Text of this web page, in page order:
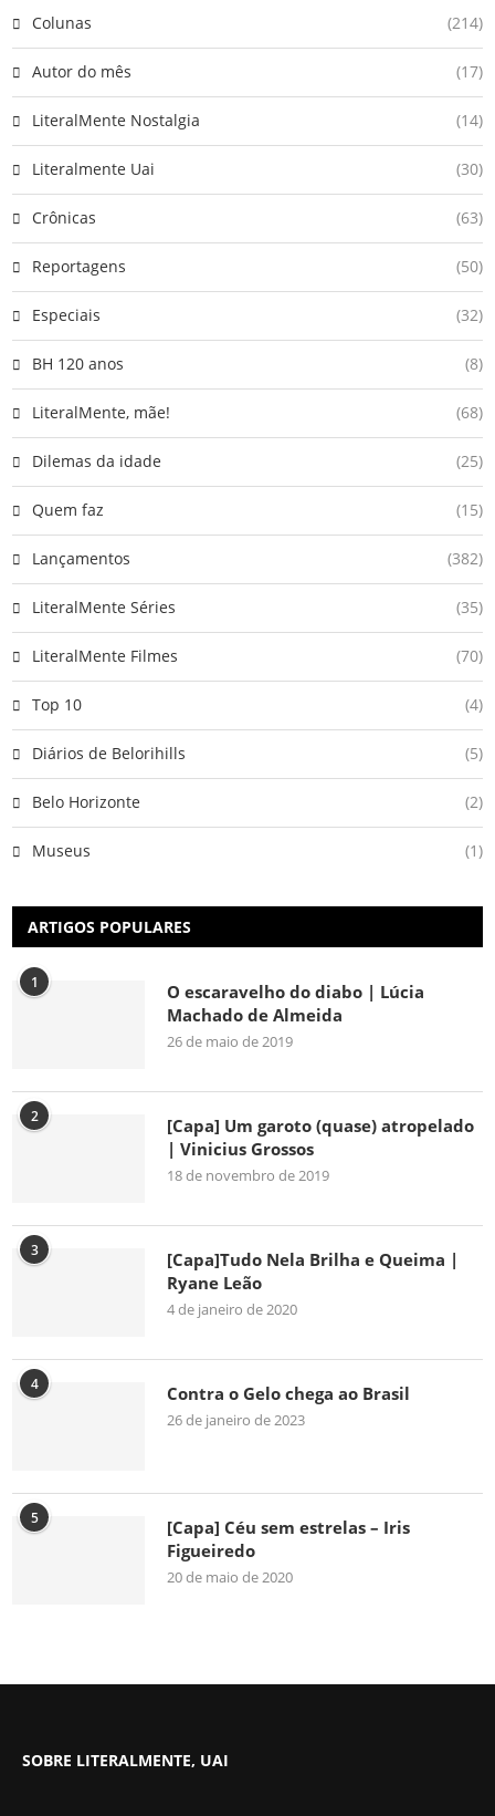
Colunas (214)
Autor do mês (17)
LiteralMente Nostalgia (14)
Literalmente Uai (30)
Crônicas (63)
Reportagens (50)
Especiais (32)
BH 120 anos (8)
LiteralMente, mãe! (68)
Dilemas da idade (25)
Quem faz (15)
Lançamentos (382)
LiteralMente Séries (35)
LiteralMente Filmes (70)
Top 10 (4)
Diários de Belorihills (5)
Belo Horizonte (2)
Museus (1)
ARTIGOS POPULARES
1
O escaravelho do diabo | Lúcia
Machado de Almeida
26 de maio de 2019
2
[Capa] Um garoto (quase) atropelado
| Vinicius Grossos
18 de novembro de 2019
3
[Capa]Tudo Nela Brilha e Queima |
Ryane Leão
4 de janeiro de 2020
4 Contra o Gelo chega ao Brasil
26 de janeiro de 2023
5
[Capa] Céu sem estrelas – Iris
Figueiredo
20 de maio de 2020
SOBRE LITERALMENTE, UAI